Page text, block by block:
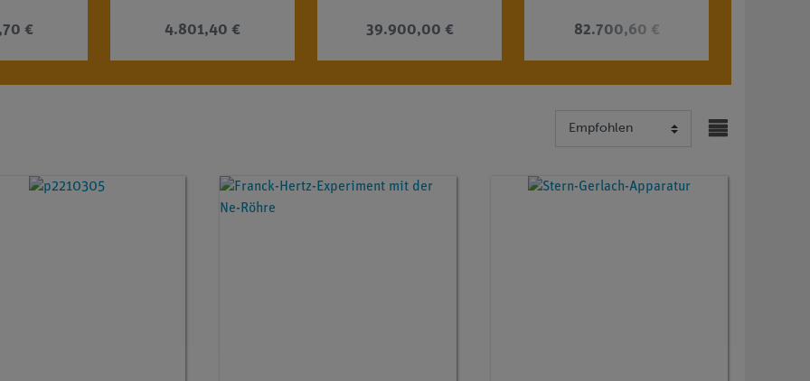
€ 4.801,40 € 39.900,00 € 82.700,60 €